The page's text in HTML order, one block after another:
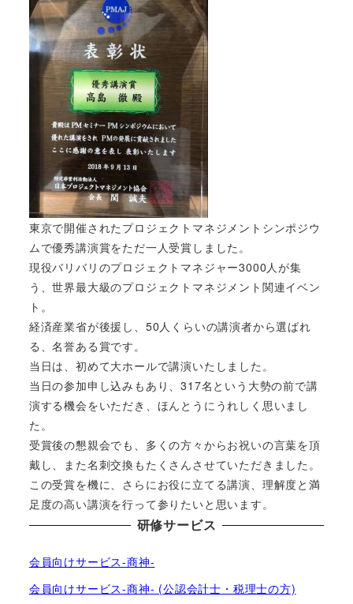
東京で開催されたプロジェクトマネジメントシンポジウ
ムで優秀講演賞をただ一人受賞しました。
現役バリバリのプロジェクトマネジャー3000人が集
う、世界最大級のプロジェクトマネジメント関連イベン
ト。
経済産業省が後援し、50人くらいの講演者から選ばれ
る、名誉ある賞です。
当日は、初めて大ホールで講演いたしました。
当日の参加申し込みもあり、317名という大勢の前で講
演する機会をいただき、ほんとうにうれしく思いまし
た。
受賞後の懇親会でも、多くの方々からお祝いの言葉を頂
戴し、また名刺交換もたくさんさせていただきました。
この受賞を機に、さらにお役に立てる講演、理解度と満
足度の高い講演を行って参りたいと思います。
研修サービス
会員向けサービス-商神-
会員向けサービス-商神- (公認会計士・税理士の方)